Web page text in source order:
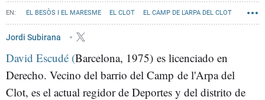
EL BESÒS I EL MARESME EL CLOT EL CAMP DE L'ARPA DEL CLOT
DIAGONAL MAR I EL FRONT MARÍTIM DEL BESÒS I EL MARESME
EL POBLENOU PROVENÇALS DEL POBLENOU
SANT MARTÍ DE PROVENÇALS LA VERNEDA I LA PAU
EL PARC I LA LLACUNA DEL POBLENOU LA VILA OLÍMPICA DEL POBLENOU
Jordi Subirana
David Escudé (Barcelona, 1975) es licenciado en
Derecho. Vecino del barrio del Camp de l'Arpa del
Clot, es el actual regidor de Deportes y del distrito de